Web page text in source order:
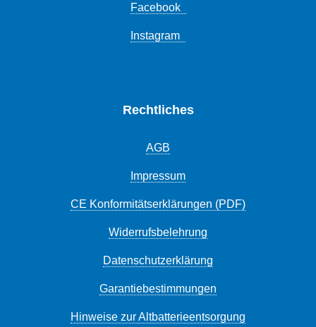
Facebook
Instagram
Rechtliches
AGB
Impressum
CE Konformitätserklärungen (PDF)
Widerrufsbelehrung
Datenschutzerklärung
Garantiebestimmungen
Hinweise zur Altbatterieentsorgung